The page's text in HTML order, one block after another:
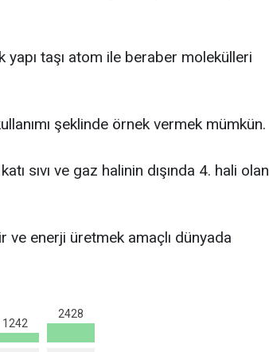
yapı taşı atom ile beraber molekülleri
şeklinde örnek vermek mümkün.
sıvı ve gaz halinin dışında 4. hali olan
enerji üretmek amaçlı dünyada
1242
2428